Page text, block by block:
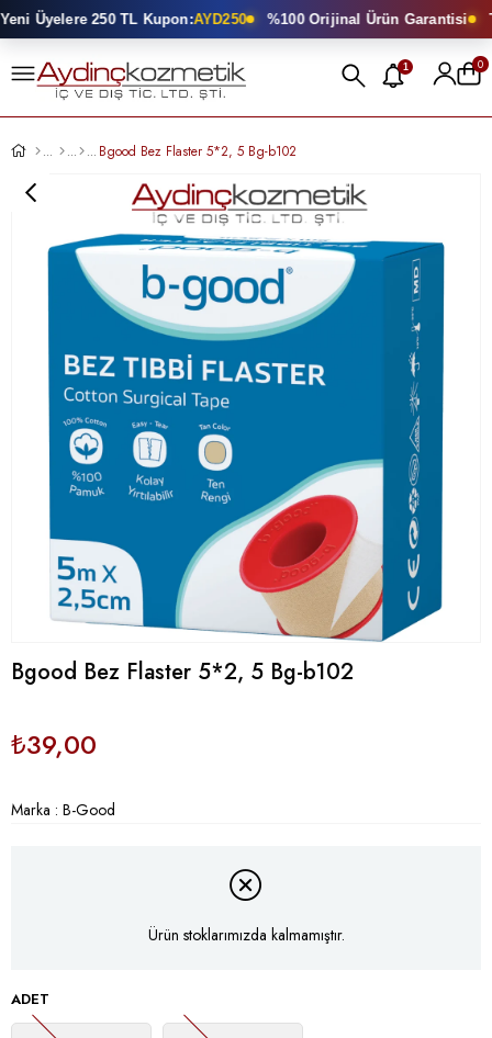
Üyelere 250 TL Kupon:AYD250 %100 Orijinal Ürün Garantisi
1 0
Bgood Bez Flaster 5*2, 5 Bg-b102
Bgood Bez Flaster 5*2, 5 Bg-b102
₺39,00
Marka : B-Good
Ürün stoklarımızda kalmamıştır.
ADET